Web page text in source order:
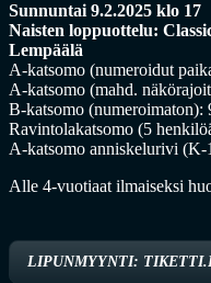
Sunnuntai 9.2.2025 klo 17
Naisten loppuottelu:
Lempäälä
A-katsomo (numeroidut
A-katsomo (mahd.
B-katsomo (numeroimaton):
Ravintolakatsomo (5
A-katsomo anniskelurivi (K-
Alle 4-vuotiaat ilmaiseksi
LIPUNMYYNTI: